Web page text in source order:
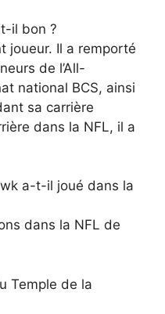
il bon ?
joueur. Il a remporté
de l’All-
national BCS, ainsi
sa carrière
dans la NFL, il a
a-t-il joué dans la
dans la NFL de
Temple de la